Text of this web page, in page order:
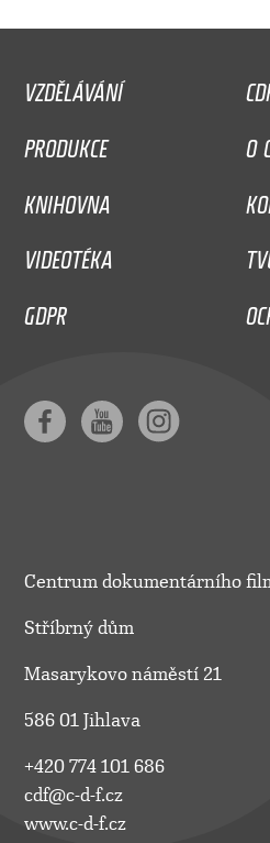
VZDĚLÁVÁNÍ
PRODUKCE
O
KNIHOVNA
VIDEOTÉKA
GDPR
Centrum dokumentárního
Stříbrný dům
Masarykovo náměstí 21
586 01 Jihlava
+420 774 101 686
cdf@c-d-f.cz
www.c-d-f.cz